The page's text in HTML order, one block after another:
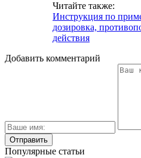
Читайте также:
Инструкция по
дозировка,
действия
Добавить комментарий
Популярные статьи